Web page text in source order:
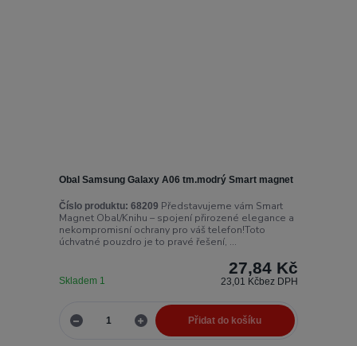
Obal Samsung Galaxy A06 tm.modrý Smart magnet
Číslo produktu: 68209 Představujeme vám Smart
Magnet Obal/Knihu – spojení přirozené elegance a
nekompromisní ochrany pro váš telefon!Toto
úchvatné pouzdro je to pravé řešení, ...
27,84 Kč
23,01 Kčbez DPH
Skladem 1
Přidat do košíku